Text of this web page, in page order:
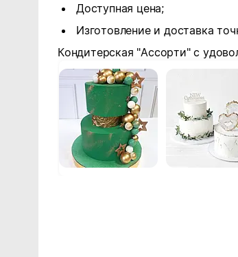
Доступная цена;
Изготовление и доставка
Кондитерская "Ассорти" с